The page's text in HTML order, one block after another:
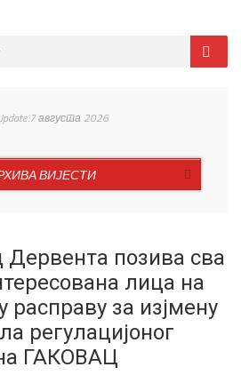
августа 2026
ВИЈЕСТИ
Дервента позива сва
лица на
расправу за изјмену
регулацијоног
ГАКОВАЦ